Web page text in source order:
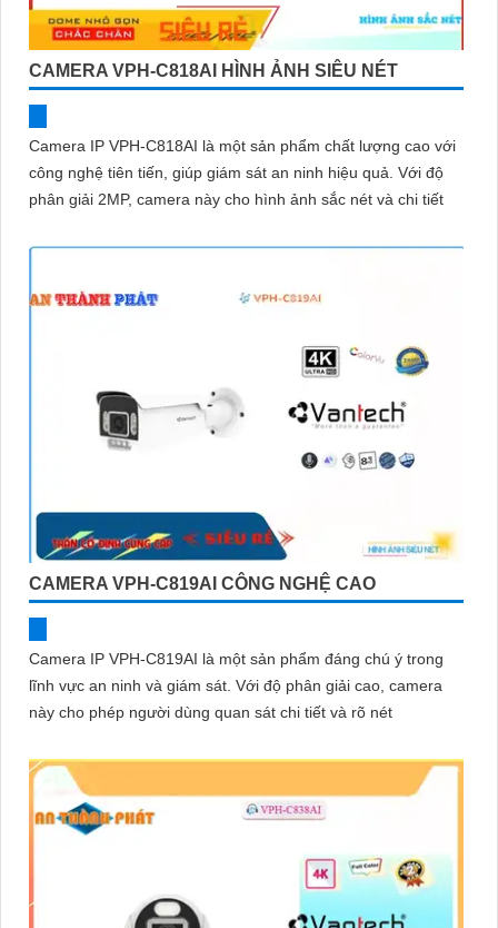
CAMERA VPH-C818AI HÌNH ẢNH SIÊU NÉT
Camera IP VPH-C818AI là một sản phẩm chất lượng cao với
công nghệ tiên tiến, giúp giám sát an ninh hiệu quả. Với độ
phân giải 2MP, camera này cho hình ảnh sắc nét và chi tiết
CAMERA VPH-C819AI CÔNG NGHỆ CAO
Camera IP VPH-C819AI là một sản phẩm đáng chú ý trong
lĩnh vực an ninh và giám sát. Với độ phân giải cao, camera
này cho phép người dùng quan sát chi tiết và rõ nét